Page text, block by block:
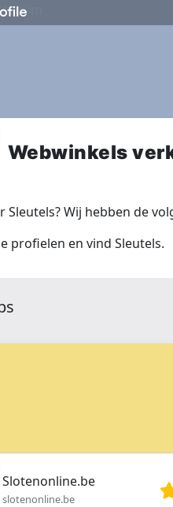
Webwinkels
Sleutels? Wij hebben de
profielen en vind Sleutels.
Slotenonline.be
slotenonline.be